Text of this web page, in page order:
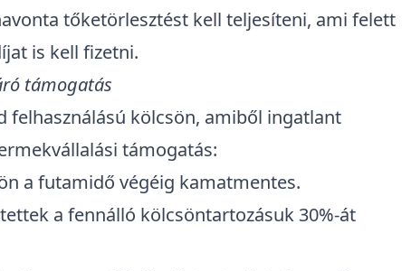
tőketörlesztést kell teljesíteni, ami felett
is kell fizetni.
támogatás
felhasználású kölcsön, amiből ingatlant
támogatás:
a futamidő végéig kamatmentes.
a fennálló kölcsöntartozásuk 30%-át